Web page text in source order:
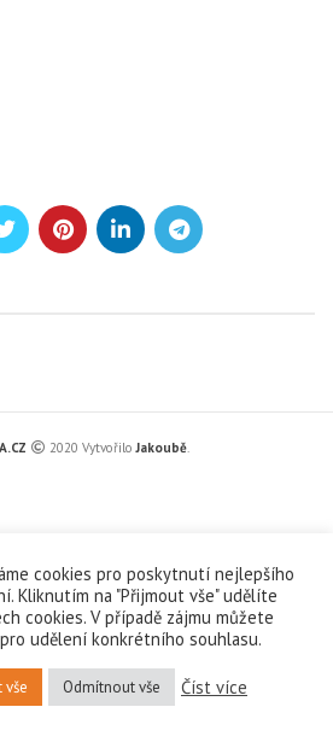
2020 VytvořiloJakoubě.
cookies pro poskytnutí nejlepšího
Kliknutím na "Přijmout vše" udělíte
cookies. V případě zájmu můžete
udělení konkrétního souhlasu.
vše Odmítnout vše Číst více